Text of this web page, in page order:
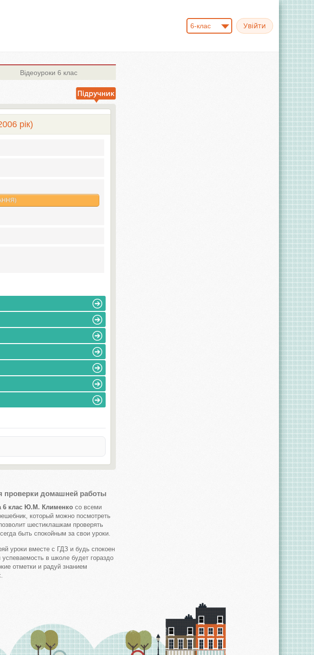
6-клас
Відеоуроки 6 клас
рік)
проверки домашней работы
6 клас Ю.М. Клименко со всеми
который можно посмотреть
шестиклашкам проверять
быть спокойным за свои уроки.
уроки вместе с ГДЗ и будь спокоен
успеваемость в школе будет гораздо
отметки и радуй знанием